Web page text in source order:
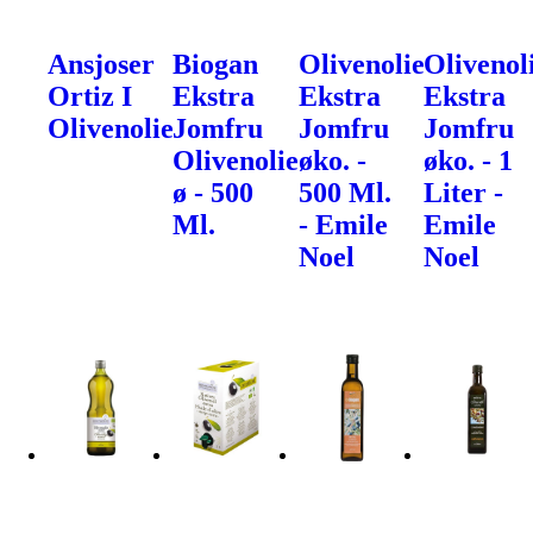
Ansjoser
Ortiz I
Olivenolie
Biogan
Ekstra
Jomfru
Olivenolie
ø - 500
Ml.
Olivenolie
Ekstra
Jomfru
øko. -
500 Ml.
- Emile
Noel
Ekstra
Jomfru
øko. - 1
Liter -
Emile
Noel